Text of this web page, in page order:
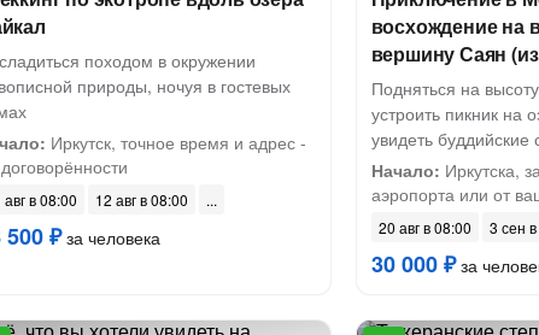
походом в окружении
природы, ночуя в гостевых
Иркутск, точное время и адрес -
авг в 08:00 12 авг в 08:00
500 ₽за человека
восхождение на
вершину Саян
Подняться на
устроить пикник на
увидеть буддийские
Начало: Иркутска,
аэропорта или от
20 авг в 08:00 3 сен
30 000 ₽за